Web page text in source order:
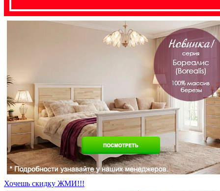
Хочешь скидку ЖМИ!!!